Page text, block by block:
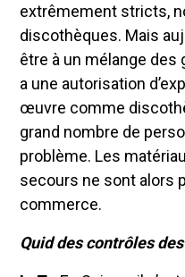
extrêmement stricts,
discothèques. Mais
être à un mélange
a une autorisation
œuvre comme
grand nombre de
problème. Les
secours ne sont alors
commerce.
Quid des contrôles